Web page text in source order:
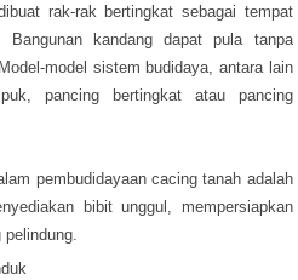
rak-rak bertingkat sebagai tempat
Bangunan kandang dapat pula tanpa
model sistem budidaya, antara lain
pancing bertingkat atau pancing
pembudidayaan cacing tanah adalah
bibit unggul, mempersiapkan
pelindung.